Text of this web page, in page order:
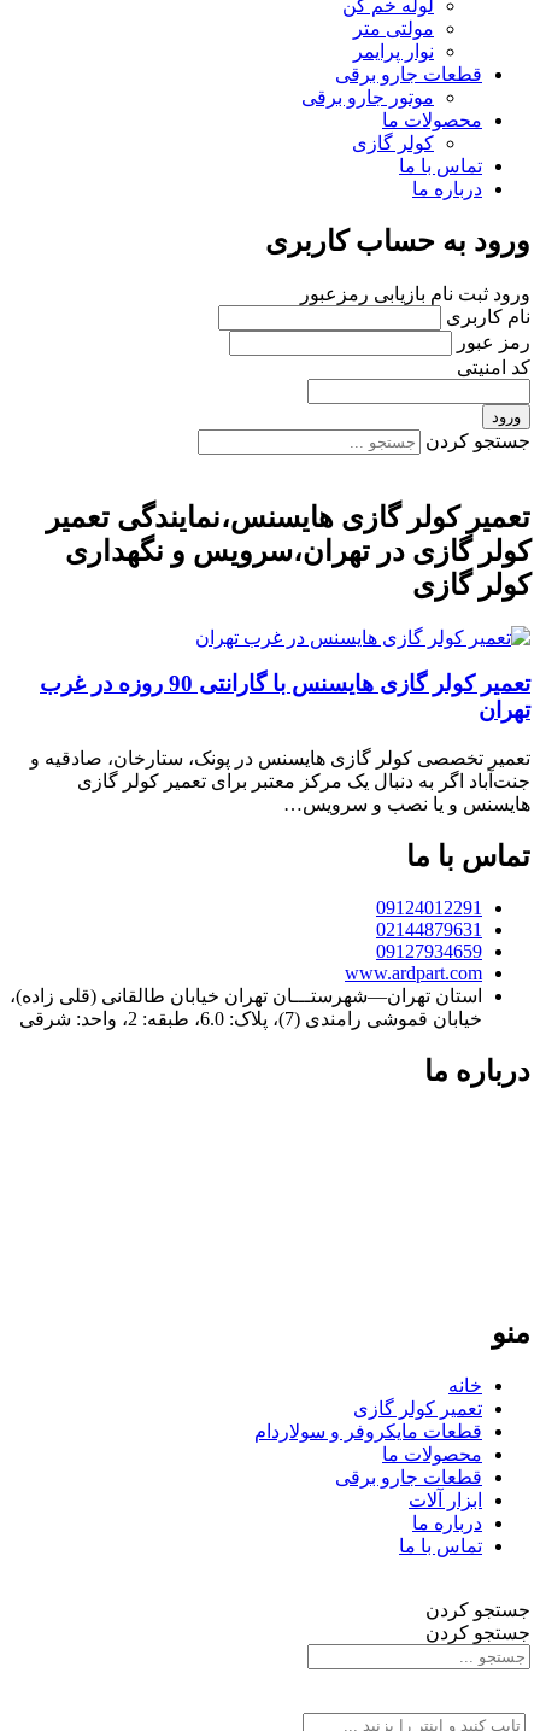
لوله خم کن
مولتی متر
نوار پرایمر
قطعات جارو برقی
موتور جارو برقی
محصولات ما
کولر گازی
تماس با ما
درباره ما
ورود به حساب کاربری
ورود ثبت نام بازیابی رمزعبور
نام کاربری
رمز عبور
کد امنیتی
ورود
جستجو کردن
تعمیر کولر گازی هایسنس،نمایندگی تعمیر
کولر گازی در تهران،سرویس و نگهداری
کولر گازی
تعمیر کولر گازی هایسنس با گارانتی 90 روزه در غرب
تهران
تعمیر تخصصی کولر گازی هایسنس در پونک، ستارخان، صادقیه و
جنت‌آباد اگر به دنبال یک مرکز معتبر برای تعمیر کولر گازی
هایسنس و یا نصب و سرویس…
تماس با ما
09124012291
02144879631
09127934659
www.ardpart.com
استان تهران—شهرستـــان تهران خیابان طالقانی (قلی زاده)،
خیابان قموشی رامندی (7)، پلاک: 6.0، طبقه: 2، واحد: شرقی
درباره ما
منو
خانه
تعمیر کولر گازی
قطعات مایکروفر و سولاردام
محصولات ما
قطعات جارو برقی
ابزار آلات
درباره ما
تماس با ما
جستجو کردن
جستجو کردن